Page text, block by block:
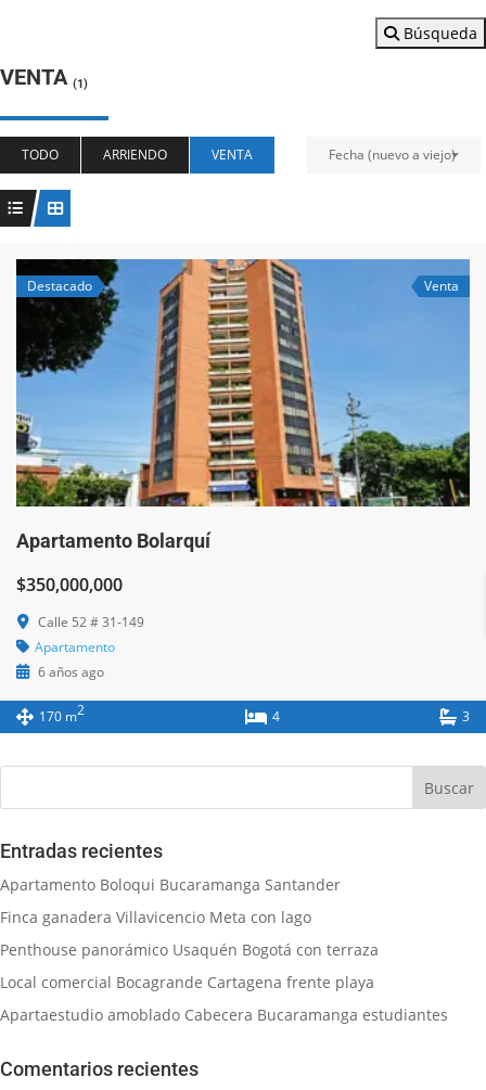
Búsqueda
VENTA (1)
TODO ARRIENDO VENTA Fecha (nuevo a viejo)
Destacado Venta
Apartamento Bolarquí
$350,000,000
Calle 52 # 31-149
Apartamento
6 años ago
170 m2 4 3
Entradas recientes
Apartamento Boloqui Bucaramanga Santander
Finca ganadera Villavicencio Meta con lago
Penthouse panorámico Usaquén Bogotá con terraza
Local comercial Bocagrande Cartagena frente playa
Apartaestudio amoblado Cabecera Bucaramanga estudiantes
Comentarios recientes